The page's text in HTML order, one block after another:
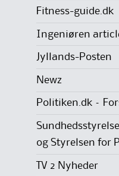
Fitness-guide.dk
Ingeniøren
Jyllands-Posten
Newz
Politiken.dk –
og Styrelsen for
TV 2 Nyheder